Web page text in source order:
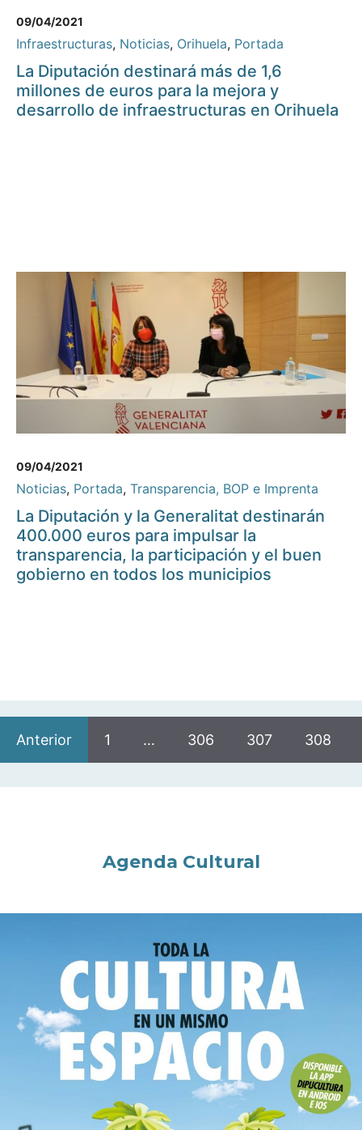
09/04/2021
Infraestructuras, Noticias, Orihuela, Portada
La Diputación destinará más de 1,6
millones de euros para la mejora y
desarrollo de infraestructuras en Orihuela
09/04/2021
Noticias, Portada, Transparencia, BOP e Imprenta
La Diputación y la Generalitat destinarán
400.000 euros para impulsar la
transparencia, la participación y el buen
gobierno en todos los municipios
Anterior 1 … 306 307 308
Agenda Cultural